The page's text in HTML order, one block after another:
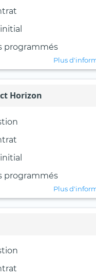
programmés
Plus
Horizon
programmés
Plus